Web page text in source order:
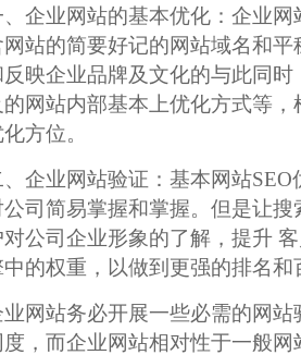
、企业网站的基本优化：企业
网站的简要好记的网站域名和
反映企业品牌及文化的与此同
的网站内部基本上优化方式等
方位。
、企业网站验证：基本网站
公司简易掌握和掌握。但是让
对公司企业形象的了解，提升
的权重，以做到更强的排名和
业网站务必开展一些必需的网
度，而企业网站相对性于一般